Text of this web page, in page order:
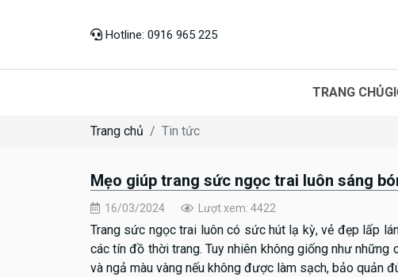
Hotline: 0916 965 225
TRANG CHỦ
Trang chủ Tin tức
Mẹo giúp trang sức ngọc trai luôn sáng
16/03/2024 Lượt xem: 4422
Trang sức ngọc trai luôn có sức hút lạ kỳ, vẻ đẹp lấp
các tín đồ thời trang. Tuy nhiên không giống như
và ngả màu vàng nếu không được làm sạch, bảo quản